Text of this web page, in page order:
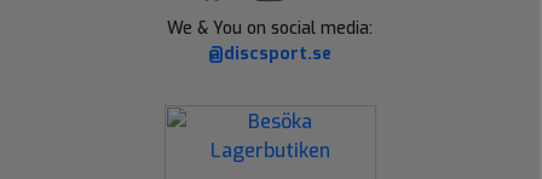
We & You on social media:
@discsport.se